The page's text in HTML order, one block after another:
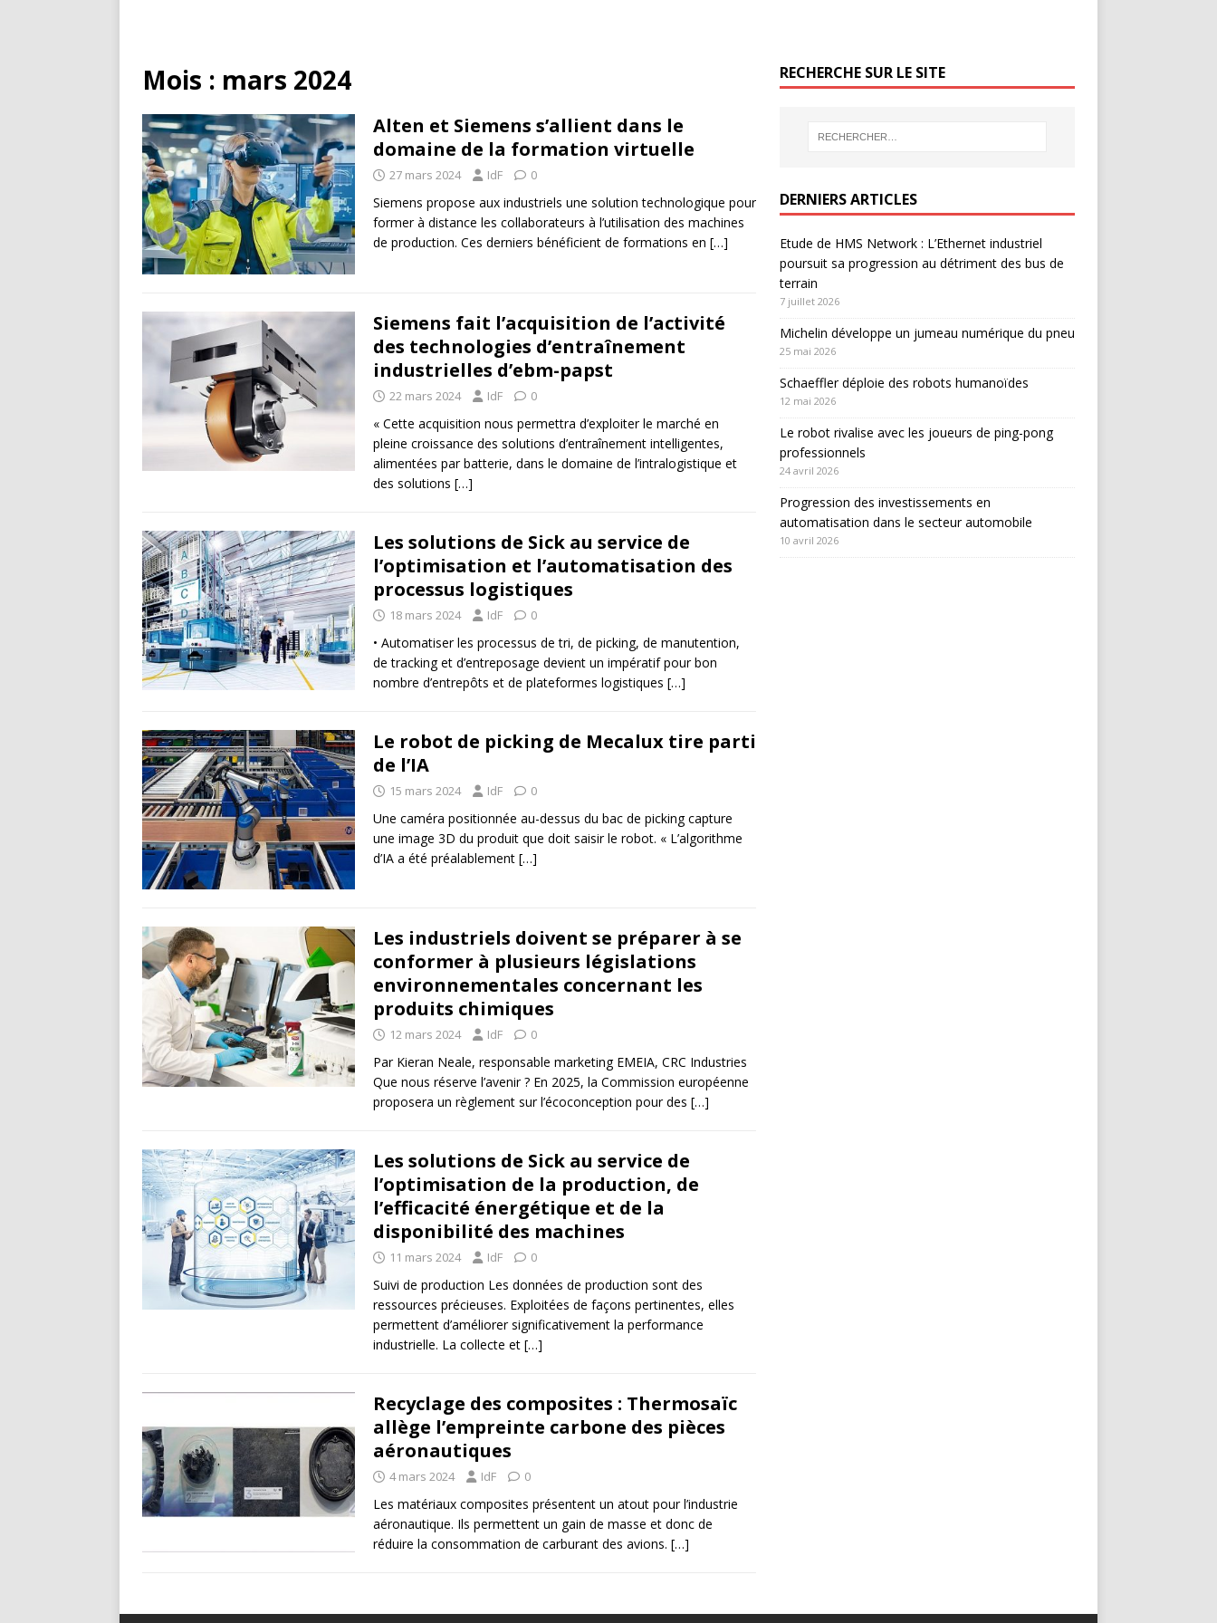
Mois : mars 2024
Alten et Siemens s’allient dans le
domaine de la formation virtuelle
27 mars 2024 IdF 0
Siemens propose aux industriels une solution technologique pour
former à distance les collaborateurs à l’utilisation des machines
de production. Ces derniers bénéficient de formations en […]
Siemens fait l’acquisition de l’activité
des technologies d’entraînement
industrielles d’ebm-papst
22 mars 2024 IdF 0
« Cette acquisition nous permettra d’exploiter le marché en
pleine croissance des solutions d’entraînement intelligentes,
alimentées par batterie, dans le domaine de l’intralogistique et
des solutions […]
Les solutions de Sick au service de
l’optimisation et l’automatisation des
processus logistiques
18 mars 2024 IdF 0
• Automatiser les processus de tri, de picking, de manutention,
de tracking et d’entreposage devient un impératif pour bon
nombre d’entrepôts et de plateformes logistiques […]
Le robot de picking de Mecalux tire parti
de l’IA
15 mars 2024 IdF 0
Une caméra positionnée au-dessus du bac de picking capture
une image 3D du produit que doit saisir le robot. « L’algorithme
d’IA a été préalablement […]
Les industriels doivent se préparer à se
conformer à plusieurs législations
environnementales concernant les
produits chimiques
12 mars 2024 IdF 0
Par Kieran Neale, responsable marketing EMEIA, CRC Industries
Que nous réserve l’avenir ? En 2025, la Commission européenne
proposera un règlement sur l’écoconception pour des […]
Les solutions de Sick au service de
l’optimisation de la production, de
l’efficacité énergétique et de la
disponibilité des machines
11 mars 2024 IdF 0
Suivi de production Les données de production sont des
ressources précieuses. Exploitées de façons pertinentes, elles
permettent d’améliorer significativement la performance
industrielle. La collecte et […]
Recyclage des composites : Thermosaïc
allège l’empreinte carbone des pièces
aéronautiques
4 mars 2024 IdF 0
Les matériaux composites présentent un atout pour l’industrie
aéronautique. Ils permettent un gain de masse et donc de
réduire la consommation de carburant des avions. […]
RECHERCHE SUR LE SITE
DERNIERS ARTICLES
Etude de HMS Network : L’Ethernet industriel
poursuit sa progression au détriment des bus de
terrain
7 juillet 2026
Michelin développe un jumeau numérique du pneu
25 mai 2026
Schaeffler déploie des robots humanoïdes
12 mai 2026
Le robot rivalise avec les joueurs de ping-pong
professionnels
24 avril 2026
Progression des investissements en
automatisation dans le secteur automobile
10 avril 2026